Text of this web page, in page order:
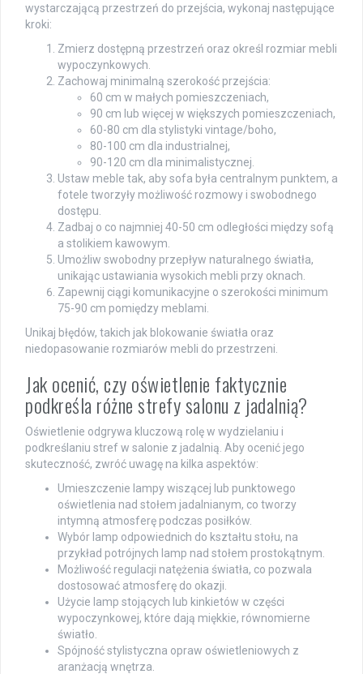
wystarczającą przestrzeń do przejścia, wykonaj następujące
kroki:
Zmierz dostępną przestrzeń oraz określ rozmiar mebli
wypoczynkowych.
Zachowaj minimalną szerokość przejścia:
60 cm w małych pomieszczeniach,
90 cm lub więcej w większych pomieszczeniach,
60-80 cm dla stylistyki vintage/boho,
80-100 cm dla industrialnej,
90-120 cm dla minimalistycznej.
Ustaw meble tak, aby sofa była centralnym punktem, a
fotele tworzyły możliwość rozmowy i swobodnego
dostępu.
Zadbaj o co najmniej 40-50 cm odległości między sofą
a stolikiem kawowym.
Umożliw swobodny przepływ naturalnego światła,
unikając ustawiania wysokich mebli przy oknach.
Zapewnij ciągi komunikacyjne o szerokości minimum
75-90 cm pomiędzy meblami.
Unikaj błędów, takich jak blokowanie światła oraz
niedopasowanie rozmiarów mebli do przestrzeni.
Jak ocenić, czy oświetlenie faktycznie
podkreśla różne strefy salonu z jadalnią?
Oświetlenie odgrywa kluczową rolę w wydzielaniu i
podkreślaniu stref w salonie z jadalnią. Aby ocenić jego
skuteczność, zwróć uwagę na kilka aspektów:
Umieszczenie lampy wiszącej lub punktowego
oświetlenia nad stołem jadalnianym, co tworzy
intymną atmosferę podczas posiłków.
Wybór lamp odpowiednich do kształtu stołu, na
przykład potrójnych lamp nad stołem prostokątnym.
Możliwość regulacji natężenia światła, co pozwala
dostosować atmosferę do okazji.
Użycie lamp stojących lub kinkietów w części
wypoczynkowej, które dają miękkie, równomierne
światło.
Spójność stylistyczna opraw oświetleniowych z
aranżacją wnętrza.